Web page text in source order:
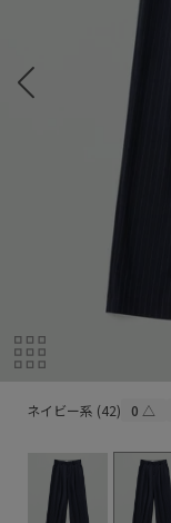
ネイビー系 (42) 0 △